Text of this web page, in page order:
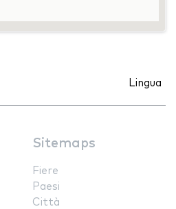
Lingua
Sitemaps
Fiere
Paesi
Città